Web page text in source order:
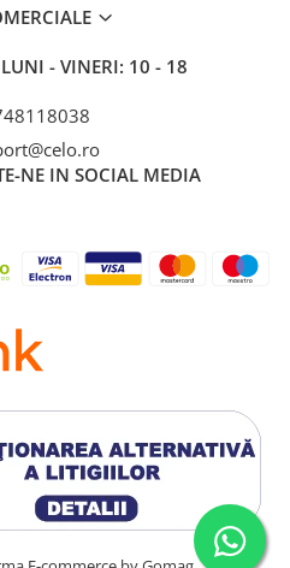
LUNI - VINERI: 10 - 18
NE IN SOCIAL MEDIA